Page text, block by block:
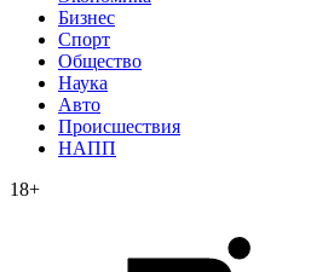
Бизнес
Спорт
Общество
Наука
Авто
Происшествия
НАПП
18+